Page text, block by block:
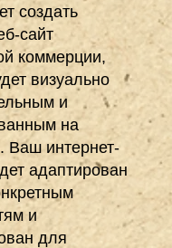
создать
сайт
коммерции,
визуально
и
на
Ваш интернет-
адаптирован
и
для